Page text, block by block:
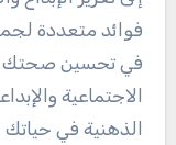
فوائد متعددة
في تحسين صحتك
الاجتماعية
الذهنية في حياتك